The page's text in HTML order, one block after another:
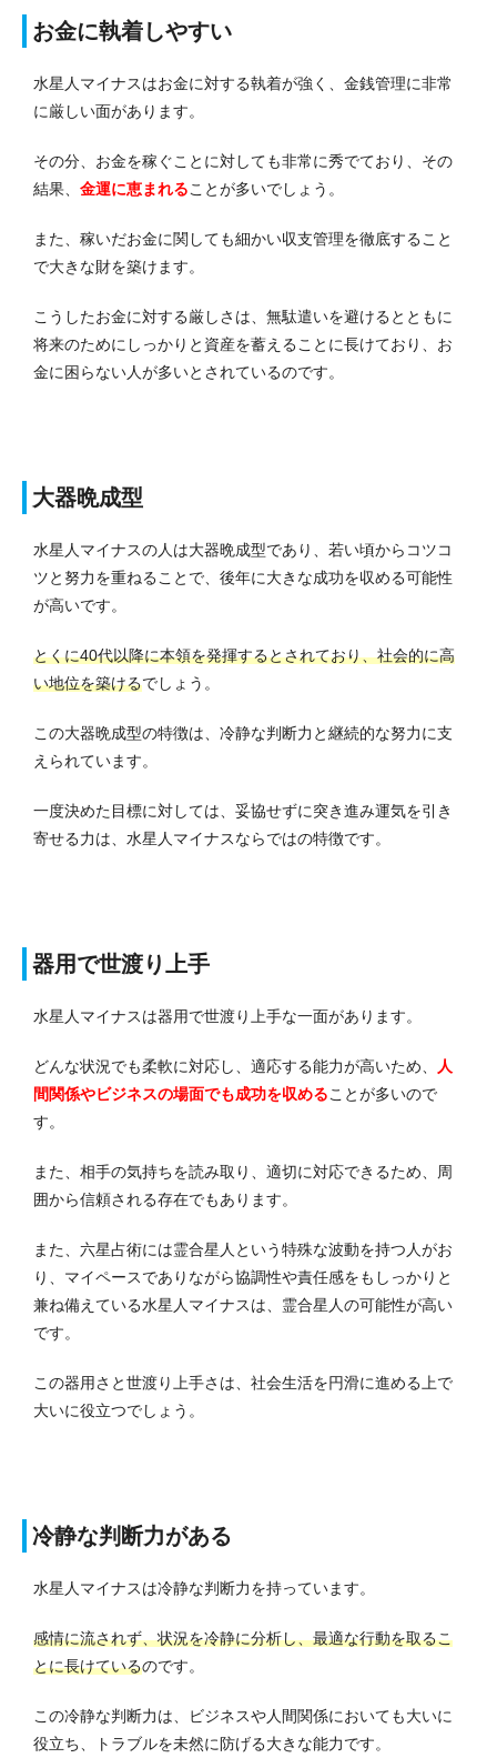
お金に執着しやすい
水星人マイナスはお金に対する執着が強く、金銭管理に非常
に厳しい面があります。
その分、お金を稼ぐことに対しても非常に秀でており、その
結果、 金運に恵まれることが多いでしょう。
また、稼いだお金に関しても細かい収支管理を徹底すること
で大きな財を築けます。
こうしたお金に対する厳しさは、無駄遣いを避けるとともに
将来のためにしっかりと資産を蓄えることに長けており、お
金に困らない人が多いとされているのです。
大器晩成型
水星人マイナスの人は大器晩成型であり、若い頃からコツコ
ツと努力を重ねることで、後年に大きな成功を収める可能性
が高いです。
とくに40代以降に本領を発揮するとされており、社会的に高
い地位を築けるでしょう。
この大器晩成型の特徴は、冷静な判断力と継続的な努力に支
えられています。
一度決めた目標に対しては、妥協せずに突き進み運気を引き
寄せる力は、水星人マイナスならではの特徴です。
器用で世渡り上手
水星人マイナスは器用で世渡り上手な一面があります。
どんな状況でも柔軟に対応し、適応する能力が高いため、
人
間関係やビジネスの場面でも成功を収めることが多いので
す。
また、相手の気持ちを読み取り、適切に対応できるため、周
囲から信頼される存在でもあります。
また、六星占術には霊合星人という特殊な波動を持つ人がお
り、マイペースでありながら協調性や責任感をもしっかりと
兼ね備えている水星人マイナスは、霊合星人の可能性が高い
です。
この器用さと世渡り上手さは、社会生活を円滑に進める上で
大いに役立つでしょう。
冷静な判断力がある
水星人マイナスは冷静な判断力を持っています。
感情に流されず、状況を冷静に分析し、最適な行動を取るこ
とに長けているのです。
この冷静な判断力は、ビジネスや人間関係においても大いに
役立ち、トラブルを未然に防げる大きな能力です。